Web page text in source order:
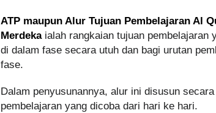
ATP maupun Alur Tujuan Pembelajaran Al
Merdekaialah rangkaian tujuan pembelajaran
di dalam fase secara utuh dan bagi urutan
fase.
Dalam penyusunannya, alur ini disusun
pembelajaran yang dicoba dari hari ke hari.